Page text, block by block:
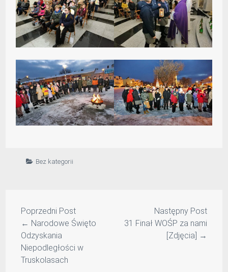
Bez kategorii
Poprzedni Post
← Narodowe Święto
Odzyskania
Niepodległości w
Truskolasach
Następny Post
31 Finał WOŚP za nami
[Zdjęcia] →